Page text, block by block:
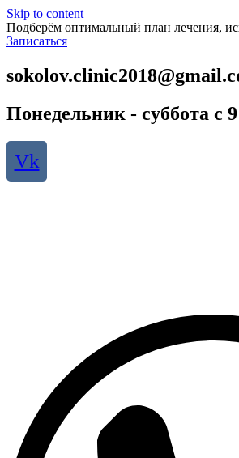
Skip to content
Подберём оптимальный план лечения,
Записаться
Понедельник - суббота с
Vk